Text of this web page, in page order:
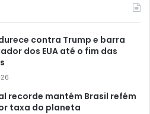
contra Trump e barra
dos EUA até o fim das
recorde mantém Brasil refém
taxa do planeta